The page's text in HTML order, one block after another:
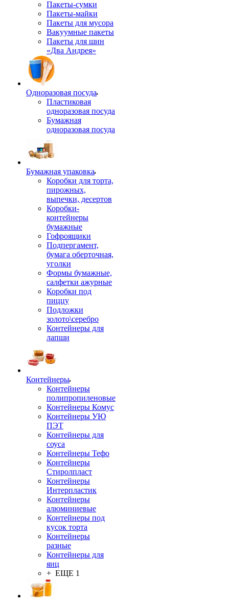
Пакеты-сумки
Пакеты-майки
Пакеты для мусора
Вакуумные пакеты
Пакеты для шин
«Два Андрея»
Одноразовая посуда
Пластиковая
одноразовая посуда
Бумажная
одноразовая посуда
Бумажная упаковка
Коробки для торта,
пирожных,
выпечки, десертов
Коробки-
контейнеры
бумажные
Гофроящики
Подпергамент,
бумага оберточная,
уголки
Формы бумажные,
салфетки ажурные
Коробки под
пиццу
Подложки
золото\серебро
Контейнеры для
лапши
Контейнеры
Контейнеры
полипропиленовые
Контейнеры Комус
Контейнеры УЮ
ПЭТ
Контейнеры для
соуса
Контейнеры Тефо
Контейнеры
Стиролпласт
Контейнеры
Интерпластик
Контейнеры
алюминиевые
Контейнеры под
кусок торта
Контейнеры
разные
Контейнеры для
яиц
+ ЕЩЕ 1